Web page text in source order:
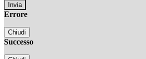
Errore
Chiudi
Successo